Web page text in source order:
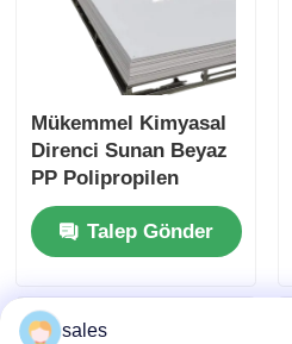
Mükemmel Kimyasal
Direnci Sunan Beyaz
PP Polipropilen
Karton Endüstriyel
için Çarpışmaya
Dirençli ve Hafif
Talep Gönder
sales